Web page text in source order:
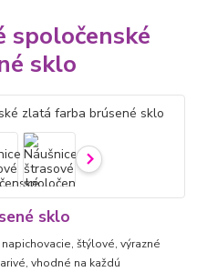
spoločenské
sklo
sklo
štýlové, výrazné
vhodné na každú